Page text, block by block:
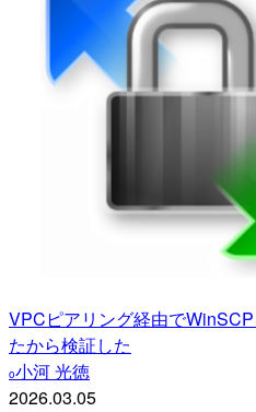
VPCピアリング経由で
たから検証した
o小河 光徳
2026.03.05